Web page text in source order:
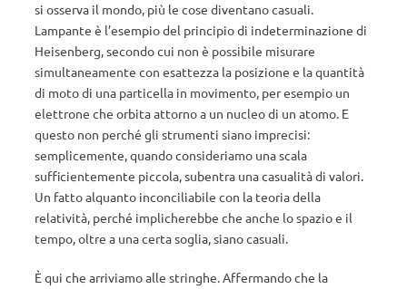
si osserva il mondo, più le cose diventano casuali.
Lampante è l’esempio del principio di indeterminazione di
Heisenberg, secondo cui non è possibile misurare
simultaneamente con esattezza la posizione e la quantità
di moto di una particella in movimento, per esempio un
elettrone che orbita attorno a un nucleo di un atomo. E
questo non perché gli strumenti siano imprecisi:
semplicemente, quando consideriamo una scala
sufficientemente piccola, subentra una casualità di valori.
Un fatto alquanto inconciliabile con la teoria della
relatività, perché implicherebbe che anche lo spazio e il
tempo, oltre a una certa soglia, siano casuali.
È qui che arriviamo alle stringhe. Affermando che la